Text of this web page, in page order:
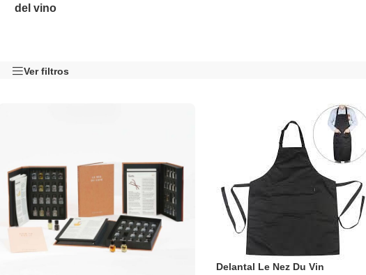
del vino
Ver filtros
Delantal Le Nez Du Vin